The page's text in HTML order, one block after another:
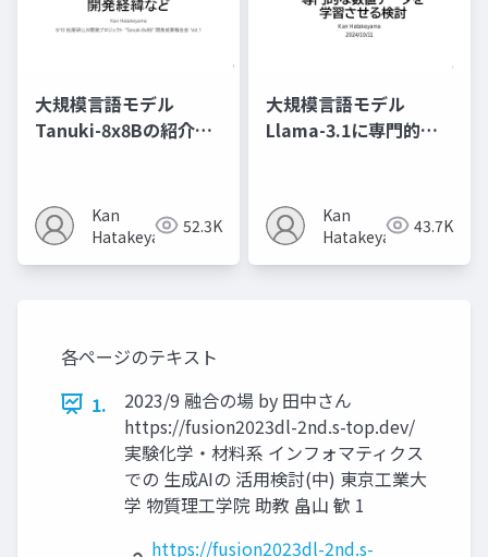
大規模言語モデル
Tanuki-8x8Bの紹介と
Kan
Hatakeyama52.3K
大規模言語モデル
Llama-3.1に専門的な
Kan
Hatakeyama43.7K
各ページのテキスト
1.
2023/9 融合の場 by 田中さん
https://fusion2023dl-2nd.s-top.dev/
実験化学・材料系 インフォマティクス
での 生成AIの 活用検討(中) 東京工業大
学 物質理工学院 助教 畠山 歓 1
https://fusion2023dl-2nd.s-